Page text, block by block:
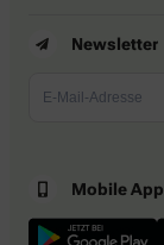
Newsletter
Mobile App